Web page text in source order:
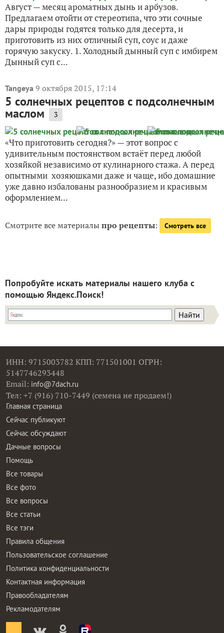
Август — месяц ароматных дынь и арбузов.
Предлагаем отойти от стереотипа, что эти сочные
дары природы годятся только для десерта, и
приготовить из них отличный суп, соус и даже
горячую закуску. 1. Холодный дынный суп с имбирем
Дынный суп с...
Tangeya 9 октября 2015, 17:14
5 солнечных рецептов с подсолнечным
маслом 3
«Что приготовить сегодня?» — этот вопрос с
удивительным постоянством встаёт перед любой
хозяйкой независимо от кулинарного стажа. А перед
опытными хозяюшками даже и чаще, ибо домашние
уже давно избалованы разнообразием и красивым
оформлением...
Смотрите все материалыпро рецепты: Смотреть все
Попробуйте искать материалы нашего клуба с
помощью Яндекс.Поиск!
ИНН: 9715003782 КПП: 771501001 ОГРН:
5147746293448
Email: info@7dach.ru
Тел: +7 (916) 710-7449 (семена не продаем!)
Главная страница
Сейчас публикуют
Сейчас обсуждают
Дачные вопросы
Помощь
Все товары
Все фото
Все вопросы
Все статьи
Все тэги
Правила общения
Пользовательское соглашение
Политика конфиденциальности
Контактная информация
Правообладателям
Рекламодателям